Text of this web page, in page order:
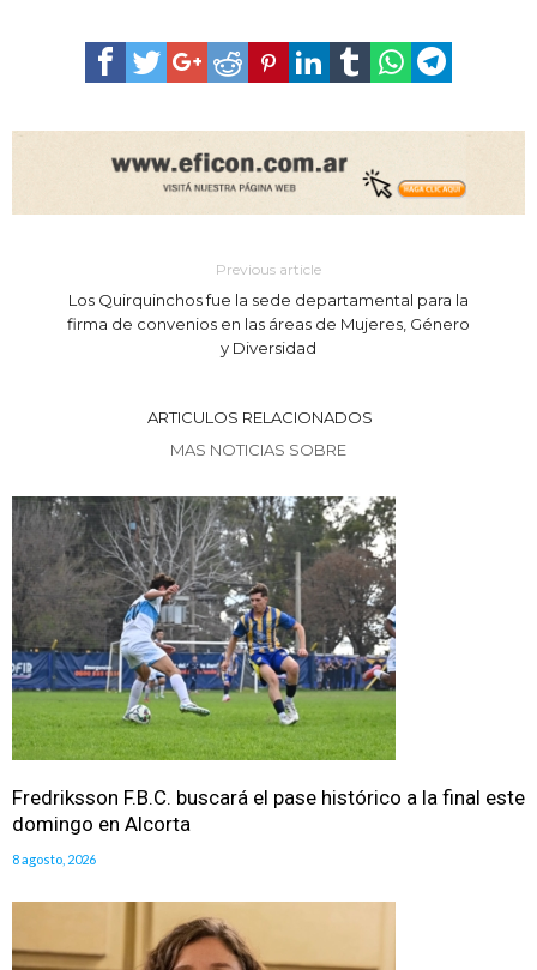
Previous article
Los Quirquinchos fue la sede departamental para la
firma de convenios en las áreas de Mujeres, Género
y Diversidad
ARTICULOS RELACIONADOS
MAS NOTICIAS SOBRE
Fredriksson F.B.C. buscará el pase histórico a la final este
domingo en Alcorta
8 agosto, 2026